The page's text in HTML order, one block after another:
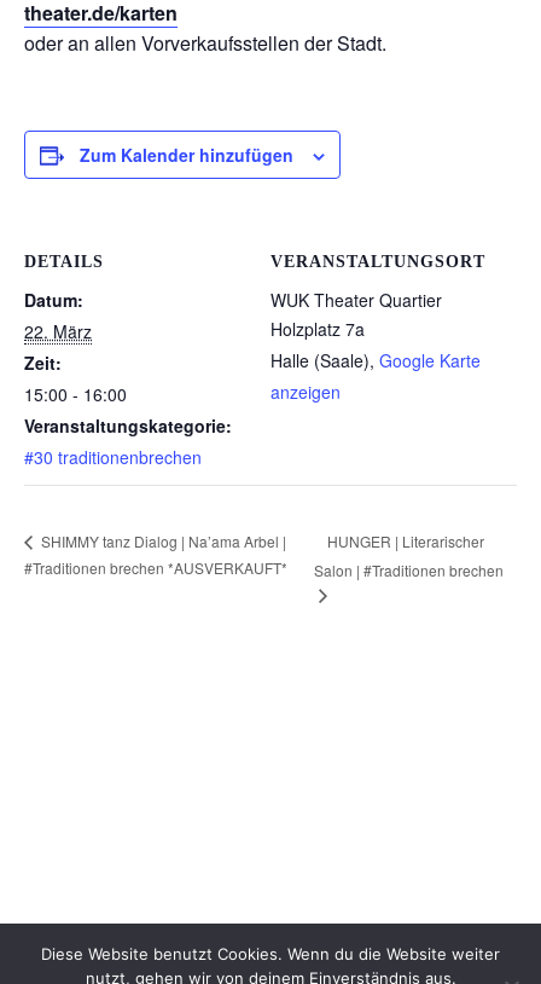
theater.de/karten
oder an allen Vorverkaufsstellen der Stadt.
Zum Kalender hinzufügen
DETAILS
Datum:
22. März
Zeit:
15:00 - 16:00
Veranstaltungskategorie:
#30 traditionenbrechen
VERANSTALTUNGSORT
WUK Theater Quartier
Holzplatz 7a
Halle (Saale), Google Karte
anzeigen
SHIMMY tanz Dialog | Na’ama Arbel |
#Traditionen brechen *AUSVERKAUFT*
HUNGER | Literarischer
Salon | #Traditionen brechen
Diese Website benutzt Cookies. Wenn du die Website weiter
nutzt, gehen wir von deinem Einverständnis aus.